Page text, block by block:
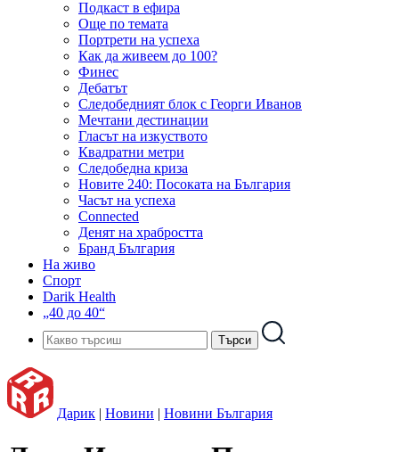
Подкаст в ефира
Още по темата
Портрети на успеха
Как да живеем до 100?
Финес
Дебатът
Следобедният блок с Георги Иванов
Мечтани дестинации
Гласът на изкуството
Квадратни метри
Следобедна криза
Новите 240: Посоката на България
Часът на успеха
Connected
Денят на храбростта
Бранд България
На живо
Спорт
Darik Health
„40 до 40“
Дарик | Новини | Новини България